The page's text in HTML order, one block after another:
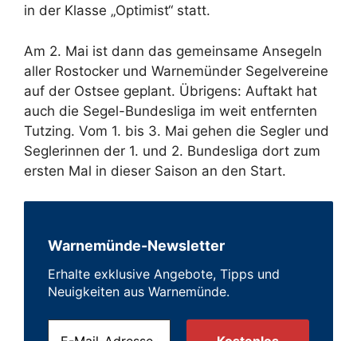
in der Klasse „Optimist“ statt.
Am 2. Mai ist dann das gemeinsame Ansegeln
aller Rostocker und Warnemünder Segelvereine
auf der Ostsee geplant. Übrigens: Auftakt hat
auch die Segel-Bundesliga im weit entfernten
Tutzing. Vom 1. bis 3. Mai gehen die Segler und
Seglerinnen der 1. und 2. Bundesliga dort zum
ersten Mal in dieser Saison an den Start.
Warnemünde-Newsletter
Erhalte exklusive Angebote, Tipps und
Neuigkeiten aus Warnemünde.